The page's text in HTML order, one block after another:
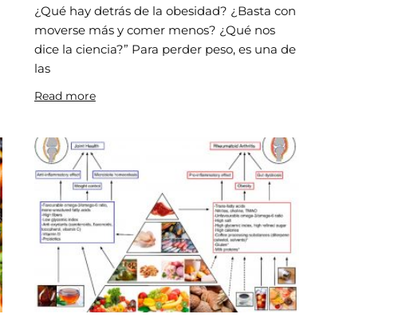
¿Qué hay detrás de la obesidad? ¿Basta con
moverse más y comer menos? ¿Qué nos
dice la ciencia?” Para perder peso, es una de
las
Read more